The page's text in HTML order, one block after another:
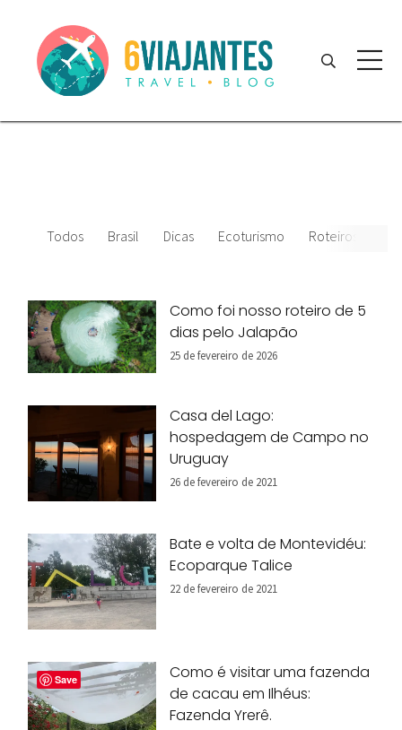
Todos Brasil Dicas Ecoturismo Roteiros
Como foi nosso roteiro de 5
dias pelo Jalapão
25 de fevereiro de 2026
Casa del Lago:
hospedagem de Campo no
Uruguay
26 de fevereiro de 2021
Bate e volta de Montevidéu:
Ecoparque Talice
22 de fevereiro de 2021
Como é visitar uma fazenda
de cacau em Ilhéus:
Fazenda Yrerê.
Save